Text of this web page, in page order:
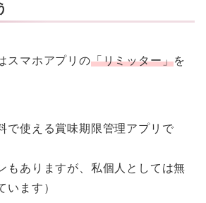
スマホアプリの「リミッター」を
で使える賞味期限管理アプリで
もありますが、私個人としては無
います）